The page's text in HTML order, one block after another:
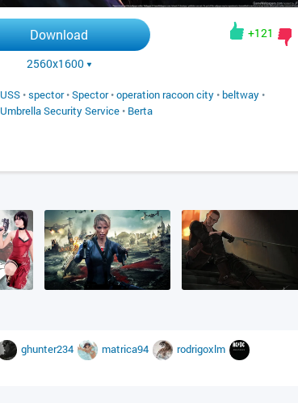
Download
2560x1600
+121
USS •spector•Spector•operation racoon city • beltway •
Umbrella Security Service • Berta
ghunter234 matrica94
rodrigoxlm